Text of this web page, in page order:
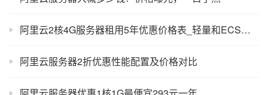
阿里云2核4G服务器租用5年优惠价格表_轻量和ECS费用
阿里云服务器2折优惠性能配置及价格对比